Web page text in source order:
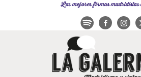
Las mejores firmas madridistas